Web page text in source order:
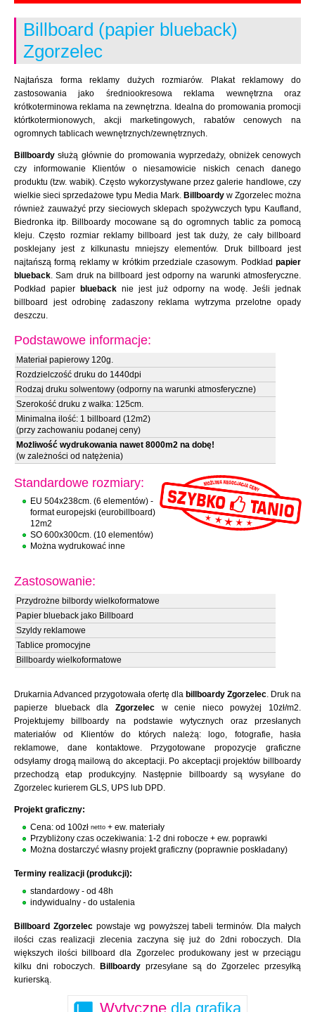
Billboard (papier blueback)
Zgorzelec
Najtańsza forma reklamy dużych rozmiarów. Plakat reklamowy do
zastosowania jako średniookresowa reklama wewnętrzna oraz
krótkoterminowa reklama na zewnętrzna. Idealna do promowania promocji
którtkotermionowych, akcji marketingowych, rabatów cenowych na
ogromnych tablicach wewnętrznych/zewnętrznych.
Billboardy służą głównie do promowania wyprzedaży, obniżek cenowych
czy informowanie Klientów o niesamowicie niskich cenach danego
produktu (tzw. wabik). Często wykorzystywane przez galerie handlowe, czy
wielkie sieci sprzedażowe typu Media Mark. Billboardy w Zgorzelec można
również zauważyć przy sieciowych sklepach spożywczych typu Kaufland,
Biedronka itp. Billboardy mocowane są do ogromnych tablic za pomocą
kleju. Często rozmiar reklamy billboard jest tak duży, że cały billboard
posklejany jest z kilkunastu mniejszy elementów. Druk billboard jest
najtańszą formą reklamy w krótkim przedziale czasowym. Podkład papier
blueback. Sam druk na billboard jest odporny na warunki atmosferyczne.
Podkład papier
blueback nie jest już odporny na wodę. Jeśli jednak
billboard jest odrobinę zadaszony reklama wytrzyma przelotne opady
deszczu.
Podstawowe informacje:
Materiał papierowy 120g.
Rozdzielczość druku do 1440dpi
Rodzaj druku solwentowy (odporny na warunki atmosferyczne)
Szerokość druku z wałka: 125cm.
Minimalna ilość: 1 billboard (12m2)
(przy zachowaniu podanej ceny)
Możliwość wydrukowania nawet 8000m2 na dobę!
(w zależności od natężenia)
Standardowe rozmiary:
EU 504x238cm. (6 elementów) -
format europejski (eurobillboard)
12m2
SO 600x300cm. (10 elementów)
Można wydrukować inne
Zastosowanie:
Przydrożne bilbordy wielkoformatowe
Papier blueback jako Billboard
Szyldy reklamowe
Tablice promocyjne
Billboardy wielkoformatowe
Drukarnia Advanced przygotowała ofertę dla billboardy Zgorzelec. Druk na
papierze blueback dla Zgorzelecw cenie nieco powyżej 10zł/m2.
Projektujemy billboardy na podstawie wytycznych oraz przesłanych
materiałów od Klientów do których należą: logo, fotografie, hasła
reklamowe, dane kontaktowe. Przygotowane propozycje graficzne
odsyłamy drogą mailową do akceptacji. Po akceptacji projektów billboardy
przechodzą etap produkcyjny. Następnie billboardy są wysyłane do
Zgorzelec kurierem GLS, UPS lub DPD.
Projekt graficzny:
Cena: od 100zł netto + ew. materiały
Przybliżony czas oczekiwania: 1-2 dni robocze + ew. poprawki
Można dostarczyć własny projekt graficzny (poprawnie poskładany)
Terminy realizacji (produkcji):
standardowy - od 48h
indywidualny - do ustalenia
Billboard Zgorzelecpowstaje wg powyższej tabeli terminów. Dla małych
ilości czas realizacji zlecenia zaczyna się już do 2dni roboczych. Dla
większych ilości billboard dla Zgorzelec produkowany jest w przeciągu
kilku dni roboczych.
Billboardy przesyłane są do Zgorzelec przesyłką
kurierską.
Wytyczne dla grafika